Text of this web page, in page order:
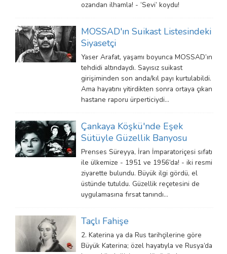
ozandan ilhamla! - ‘Sevi’ koydu!
MOSSAD'ın Suikast Listesindeki
Siyasetçi
Yaser Arafat, yaşamı boyunca MOSSAD’ın
tehdidi altındaydı. Sayısız suikast
girişiminden son anda/kıl payı kurtulabildi.
Ama hayatını yitirdikten sonra ortaya çıkan
hastane raporu ürperticiydi...
Çankaya Köşkü'nde Eşek
Sütüyle Güzellik Banyosu
Prenses Süreyya, İran İmparatoriçesi sıfatı
ile ülkemize - 1951 ve 1956’da! - iki resmi
ziyarette bulundu. Büyük ilgi gördü, el
üstünde tutuldu. Güzellik reçetesini de
uygulamasına fırsat tanındı…
Taçlı Fahişe
2. Katerina ya da Rus tarihçilerine göre
Büyük Katerina; özel hayatıyla ve Rusya’da